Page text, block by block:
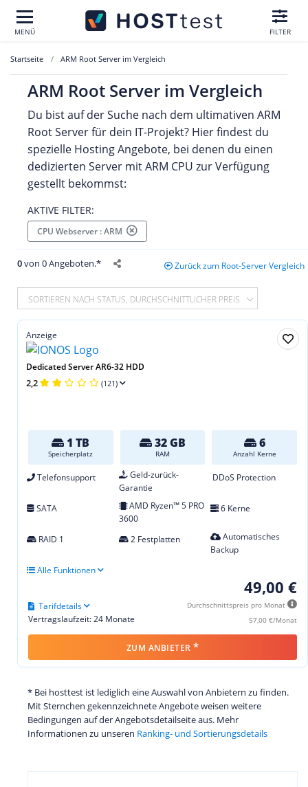
MENÜ FILTER
Startseite ARM Root Server im Vergleich
ARM Root Server im Vergleich
Du bist auf der Suche nach dem ultimativen ARM
Root Server für dein IT-Projekt? Hier findest du
spezielle Hosting Angebote, bei denen du einen
dedizierten Server mit ARM CPU zur Verfügung
gestellt bekommst:
AKTIVE FILTER:
CPU Webserver : ARM
0von 0 Angeboten.* Zurück zum Root-Server Vergleich
SORTIEREN NACH STATUS, DURCHSCHNITTLICHER PREIS
Anzeige
Dedicated Server AR6-32 HDD
2,2 (121)
1 TB
Speicherplatz
32 GB
RAM
6
Anzahl Kerne
Telefonsupport
Geld-zurück-
Garantie
DDoS Protection
SATA
AMD Ryzen™ 5 PRO
3600
6 Kerne
RAID 1 2 Festplatten
Automatisches
Backup
Alle Funktionen
49,00 €
Durchschnittspreis pro Monat
57,00 €/Monat
Vertragslaufzeit: 24 Monate
Tarifdetails
ZUM ANBIETER *
* Bei hosttest ist lediglich eine Auswahl von Anbietern zu finden.
Mit Sternchen gekennzeichnete Angebote weisen weitere
Bedingungen auf der Angebotsdetailseite aus. Mehr
Informationen zu unseren Ranking- und Sortierungsdetails